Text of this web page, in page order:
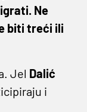
Ne
biti treći ili
Jel Dalić
i